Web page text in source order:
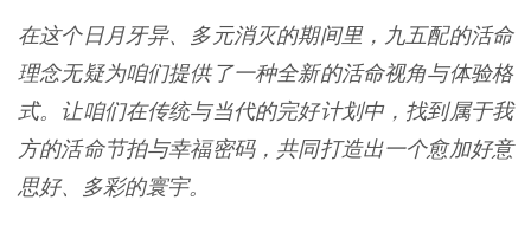
在这个日月牙异、多元消灭的期间里，九五配的活命
理念无疑为咱们提供了一种全新的活命视角与体验格
式。让咱们在传统与当代的完好计划中，找到属于我
方的活命节拍与幸福密码，共同打造出一个愈加好意
思好、多彩的寰宇。